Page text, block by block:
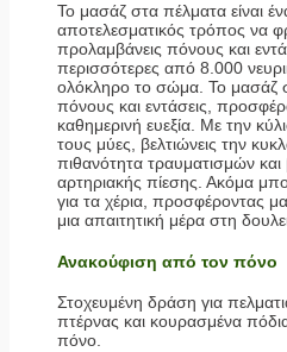
Το μασάζ στα πέλματα είναι
αποτελεσματικός τρόπος να
προλαμβάνεις πόνους και
περισσότερες από 8.000
ολόκληρο το σώμα. Το μασάζ
πόνους και εντάσεις,
καθημερινή ευεξία. Με την
τους μύες, βελτιώνεις την
πιθανότητα τραυματισμών
αρτηριακής πίεσης. Ακόμα
για τα χέρια, προσφέροντας
μια απαιτητική μέρα στη
Ανακούφιση από τον πόνο
Στοχευμένη δράση για
πτέρνας και κουρασμένα
πόνο.